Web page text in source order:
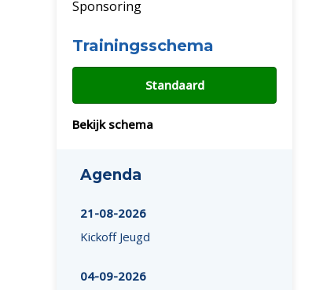
Sponsoring
Trainingsschema
Standaard
Bekijk schema
Agenda
21-08-2026
Kickoff Jeugd
04-09-2026